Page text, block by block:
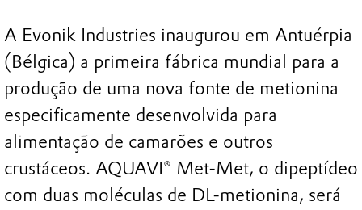
A Evonik Industries inaugurou em Antuérpia
(Bélgica) a primeira fábrica mundial para a
produção de uma nova fonte de metionina
especificamente desenvolvida para
alimentação de camarões e outros
crustáceos. AQUAVI® Met-Met, o dipeptídeo
com duas moléculas de DL-metionina, será